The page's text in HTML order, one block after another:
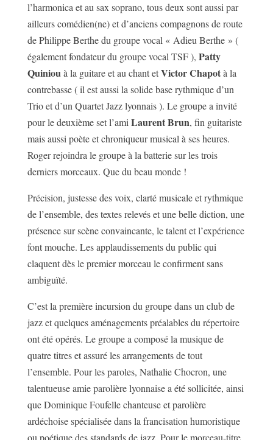
l’harmonica et au sax soprano, tous deux sont aussi par
ailleurs comédien(ne) et d’anciens compagnons de route
de Philippe Berthe du groupe vocal « Adieu Berthe » (
également fondateur du groupe vocal TSF ), Patty
Quiniouà la guitare et au chant etVictor Chapotà la
contrebasse ( il est aussi la solide base rythmique d’un
Trio et d’un Quartet Jazz lyonnais ). Le groupe a invité
pour le deuxième set l’amiLaurent Brun, fin guitariste
mais aussi poète et chroniqueur musical à ses heures.
Roger rejoindra le groupe à la batterie sur les trois
derniers morceaux. Que du beau monde !
Précision, justesse des voix, clarté musicale et rythmique
de l’ensemble, des textes relevés et une belle diction, une
présence sur scène convaincante, le talent et l’expérience
font mouche. Les applaudissements du public qui
claquent dès le premier morceau le confirment sans
ambiguïté.
C’est la première incursion du groupe dans un club de
jazz et quelques aménagements préalables du répertoire
ont été opérés. Le groupe a composé la musique de
quatre titres et assuré les arrangements de tout
l’ensemble. Pour les paroles, Nathalie Chocron, une
talentueuse amie parolière lyonnaise a été sollicitée, ainsi
que Dominique Foufelle chanteuse et parolière
ardéchoise spécialisée dans la francisation humoristique